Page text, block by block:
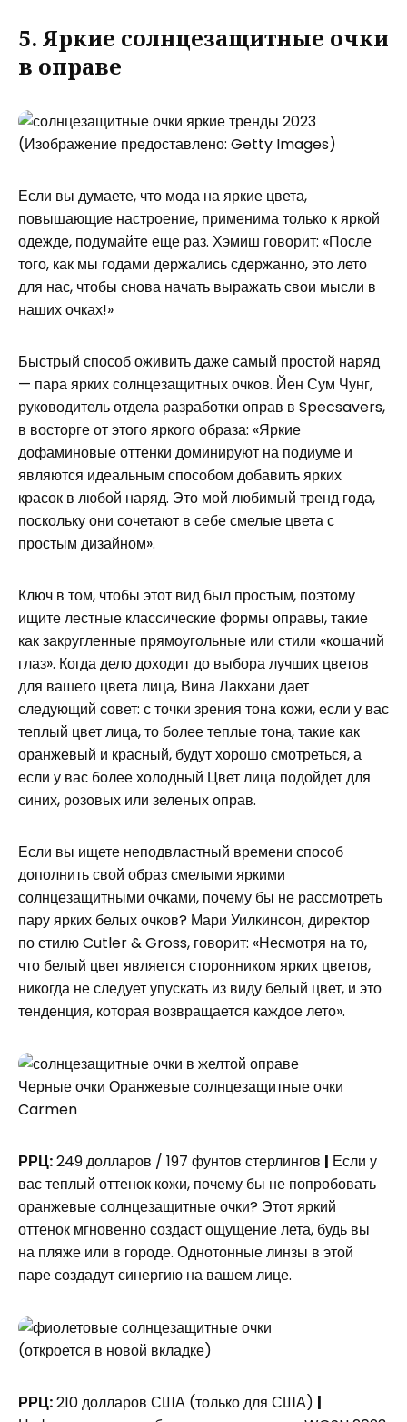
5. Яркие солнцезащитные очки
в оправе
(Изображение предоставлено: Getty Images)
Если вы думаете, что мода на яркие цвета,
повышающие настроение, применима только к яркой
одежде, подумайте еще раз. Хэмиш говорит: «После
того, как мы годами держались сдержанно, это лето
для нас, чтобы снова начать выражать свои мысли в
наших очках!»
Быстрый способ оживить даже самый простой наряд
— пара ярких солнцезащитных очков. Йен Сум Чунг,
руководитель отдела разработки оправ в Specsavers,
в восторге от этого яркого образа: «Яркие
дофаминовые оттенки доминируют на подиуме и
являются идеальным способом добавить ярких
красок в любой наряд. Это мой любимый тренд года,
поскольку они сочетают в себе смелые цвета с
простым дизайном».
Ключ в том, чтобы этот вид был простым, поэтому
ищите лестные классические формы оправы, такие
как закругленные прямоугольные или стили «кошачий
глаз». Когда дело доходит до выбора лучших цветов
для вашего цвета лица, Вина Лакхани дает
следующий совет: с точки зрения тона кожи, если у вас
теплый цвет лица, то более теплые тона, такие как
оранжевый и красный, будут хорошо смотреться, а
если у вас более холодный Цвет лица подойдет для
синих, розовых или зеленых оправ.
Если вы ищете неподвластный времени способ
дополнить свой образ смелыми яркими
солнцезащитными очками, почему бы не рассмотреть
пару ярких белых очков? Мари Уилкинсон, директор
по стилю Cutler & Gross, говорит: «Несмотря на то,
что белый цвет является сторонником ярких цветов,
никогда не следует упускать из виду белый цвет, и это
тенденция, которая возвращается каждое лето».
Черные очки Оранжевые солнцезащитные очки
Carmen
РРЦ:249 долларов / 197 фунтов стерлингов | Если у
вас теплый оттенок кожи, почему бы не попробовать
оранжевые солнцезащитные очки? Этот яркий
оттенок мгновенно создаст ощущение лета, будь вы
на пляже или в городе. Однотонные линзы в этой
паре создадут синергию на вашем лице.
(откроется в новой вкладке)
РРЦ:210 долларов США (только для США) |